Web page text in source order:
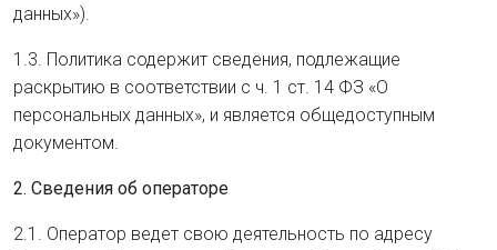
данных»).
1.3. Политика содержит сведения, подлежащие
раскрытию в соответствии с ч. 1 ст. 14 ФЗ «О
персональных данных», и является общедоступным
документом.
2. Сведения об операторе
2.1. Оператор ведет свою деятельность по адресу